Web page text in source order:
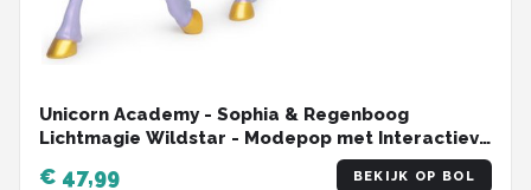
Unicorn Academy - Sophia & Regenboog
Lichtmagie Wildstar - Modepop met Interactieve
Eenhoorn met licht geluid en muziek
€ 47,99 BEKIJK OP BOL